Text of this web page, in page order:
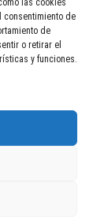
las cookies
consentimiento de
de
o retirar el
y funciones.